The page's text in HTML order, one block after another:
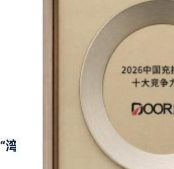
湾区知名品牌”双重认证